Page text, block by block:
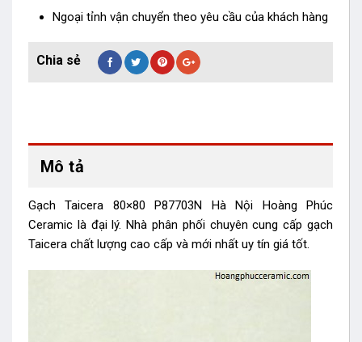
Ngoại tỉnh vận chuyển theo yêu cầu của khách hàng
Mô tả
Gạch Taicera 80×80 P87703N Hà Nội Hoàng Phúc
Ceramic là đại lý. Nhà phân phối chuyên cung cấp gạch
Taicera chất lượng cao cấp và mới nhất uy tín giá tốt.